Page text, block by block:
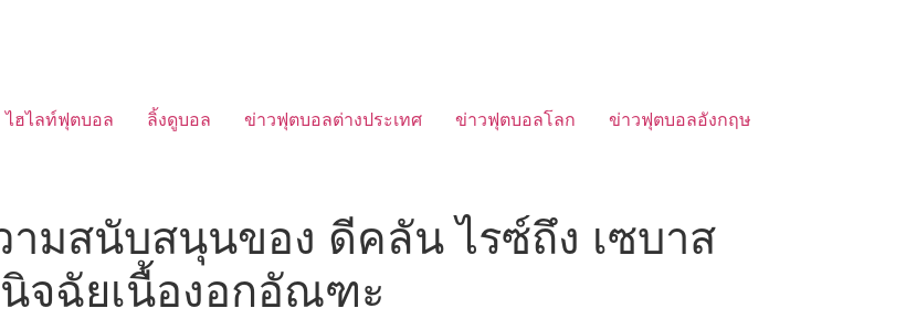
ไฮไลท์ฟุตบอล ลิ้งดูบอล ข่าวฟุตบอลต่างประเทศ ข่าวฟุตบอลโลก
ข่าวฟุตบอลอังกฤษ
มสนับสนุนของ ดีคลัน ไรซ์ถึง เซบาส
นิจฉัยเนื้องอกอัณฑะ